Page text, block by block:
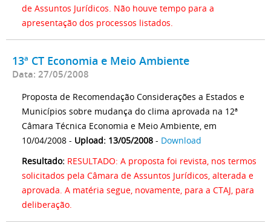
de Assuntos Jurídicos. Não houve tempo para a
apresentação dos processos listados.
13ª CT Economia e Meio Ambiente
Data: 27/05/2008
Proposta de Recomendação Considerações a Estados e
Municípios sobre mudança do clima aprovada na 12ª
Câmara Técnica Economia e Meio Ambiente, em
10/04/2008 - Upload: 13/05/2008 - Download
Resultado: RESULTADO: A proposta foi revista, nos termos
solicitados pela Câmara de Assuntos Jurídicos, alterada e
aprovada. A matéria segue, novamente, para a CTAJ, para
deliberação.